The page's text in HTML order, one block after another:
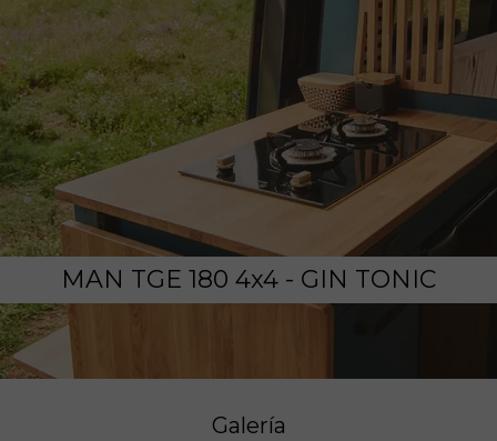
MAN TGE 180 4x4 - GIN TONIC
Galería